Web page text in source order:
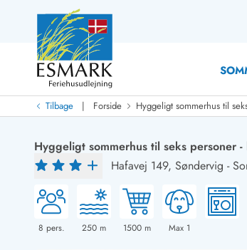
Last Minute
Last minute
Nyheder
Nyheder hos Esmark Med swimmingpool
Nyrenoverede sommerhuse
Sommerhuse med slutrengøring inklusive
Sommerhuse tæt ved vandet
Tilbage | Forside Hyggeligt sommerhus til
Hyggeligt sommerhus til seks personer
Hafavej 149, Søndervig -
8 pers. 250 m 1500m Max 1